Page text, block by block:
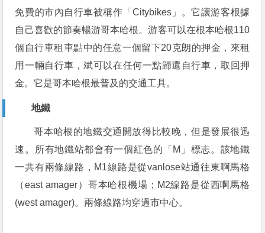
免費的市內自行車被稱作「Citybikes」。它讓游客根據
自己喜歡的節奏暢游哥本哈根。游客可以在根本哈根110
個自行車租車點中的任意一個留下20克朗的押金，來租
用一輛自行車，斌可以在任何一點歸還自行車，取回押
金。它是哥本哈根最普及的交通工具。
地鐵
哥本哈根的地鐵交通開放得比較晚，但是發展很迅
速。所有地鐵站都會有一個紅色的「M」標志。該地鐵
一共有兩條線路，M1線路是從vanlose站通往東啊馬格
（east amager）哥本哈根機場；M2線路是從西啊馬格
(west amager)。兩條線路均穿過市中心。